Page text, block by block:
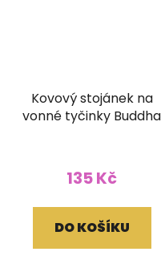
Kovový stojánek na
vonné tyčinky Buddha
135 Kč
DO KOŠÍKU